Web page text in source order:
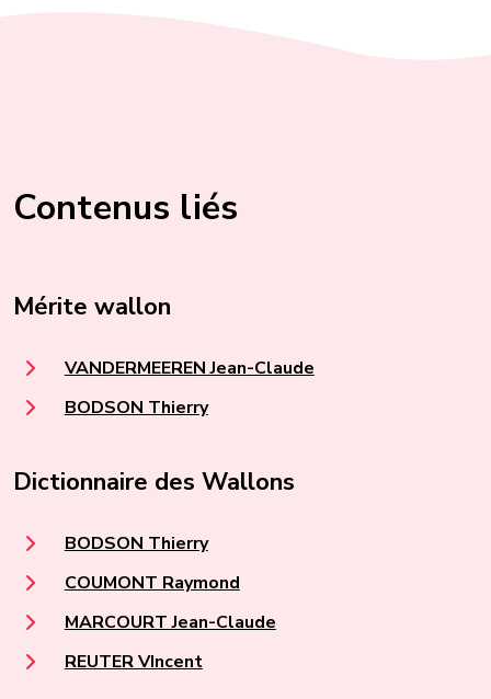
Contenus liés
Mérite wallon
VANDERMEEREN Jean-Claude
BODSON Thierry
Dictionnaire des Wallons
BODSON Thierry
COUMONT Raymond
MARCOURT Jean-Claude
REUTER VIncent